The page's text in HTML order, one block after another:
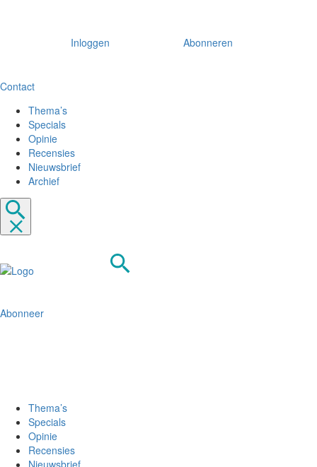
Inloggen Abonneren
Contact
Thema’s
Specials
Opinie
Recensies
Nieuwsbrief
Archief
Abonneer
Thema’s
Specials
Opinie
Recensies